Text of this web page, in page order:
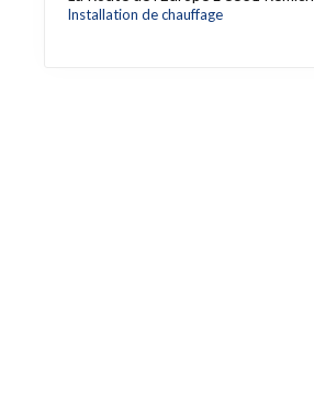
Installation de chauffage